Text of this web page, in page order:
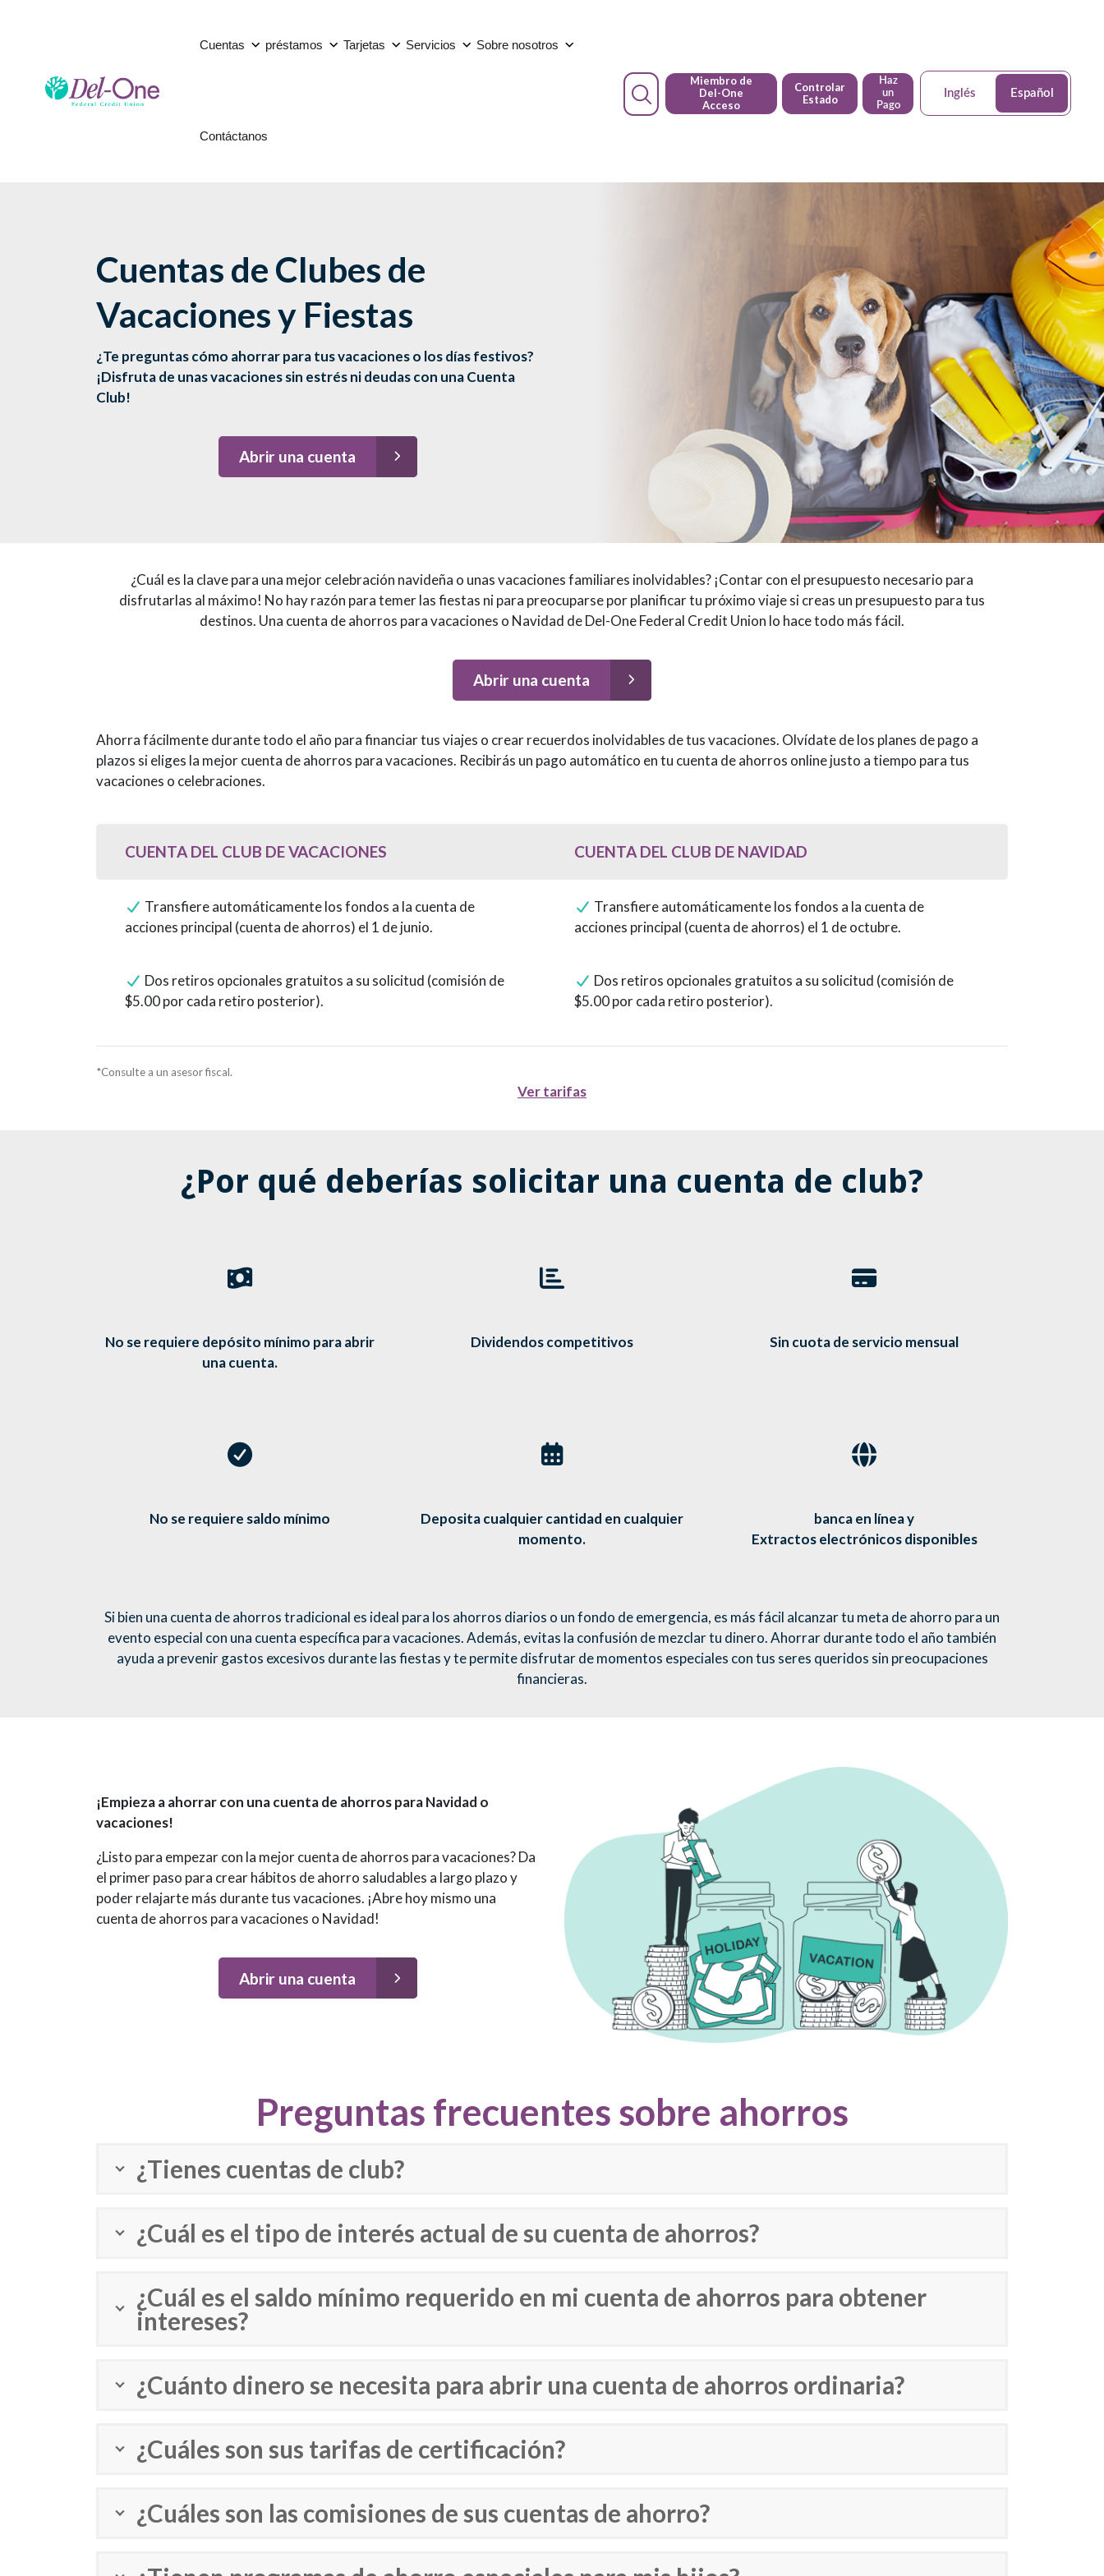
Cuentas préstamos Tarjetas Servicios Sobre nosotros
Contáctanos
Miembro de
Del-One
Acceso
Controlar
Estado
Haz
un
Pago
Inglés Español
Cuentas de Clubes de
Vacaciones y Fiestas
¿Te preguntas cómo ahorrar para tus vacaciones o los días festivos?
¡Disfruta de unas vacaciones sin estrés ni deudas con una Cuenta
Club!
Abrir una cuenta
¿Cuál es la clave para una mejor celebración navideña o unas vacaciones familiares inolvidables? ¡Contar con el presupuesto necesario para
disfrutarlas al máximo! No hay razón para temer las fiestas ni para preocuparse por planificar tu próximo viaje si creas un presupuesto para tus
destinos. Una cuenta de ahorros para vacaciones o Navidad de Del-One Federal Credit Union lo hace todo más fácil.
Abrir una cuenta
Ahorra fácilmente durante todo el año para financiar tus viajes o crear recuerdos inolvidables de tus vacaciones. Olvídate de los planes de pago a
plazos si eliges la mejor cuenta de ahorros para vacaciones. Recibirás un pago automático en tu cuenta de ahorros online justo a tiempo para tus
vacaciones o celebraciones.
CUENTA DEL CLUB DE VACACIONES CUENTA DEL CLUB DE NAVIDAD
Transfiere automáticamente los fondos a la cuenta de
acciones principal (cuenta de ahorros) el 1 de junio.
Transfiere automáticamente los fondos a la cuenta de
acciones principal (cuenta de ahorros) el 1 de octubre.
Dos retiros opcionales gratuitos a su solicitud (comisión de
$5.00 por cada retiro posterior).
Dos retiros opcionales gratuitos a su solicitud (comisión de
$5.00 por cada retiro posterior).
*Consulte a un asesor fiscal.
Ver tarifas
¿Por qué deberías solicitar una cuenta de club?
No se requiere depósito mínimo para abrir
una cuenta.
Dividendos competitivos Sin cuota de servicio mensual
No se requiere saldo mínimo
Deposita cualquier cantidad en cualquier
momento.
banca en línea y
Extractos electrónicos disponibles
Si bien una cuenta de ahorros tradicional es ideal para los ahorros diarios o un fondo de emergencia, es más fácil alcanzar tu meta de ahorro para un
evento especial con una cuenta específica para vacaciones. Además, evitas la confusión de mezclar tu dinero. Ahorrar durante todo el año también
ayuda a prevenir gastos excesivos durante las fiestas y te permite disfrutar de momentos especiales con tus seres queridos sin preocupaciones
financieras.
¡Empieza a ahorrar con una cuenta de ahorros para Navidad o
vacaciones!
¿Listo para empezar con la mejor cuenta de ahorros para vacaciones? Da
el primer paso para crear hábitos de ahorro saludables a largo plazo y
poder relajarte más durante tus vacaciones. ¡Abre hoy mismo una
cuenta de ahorros para vacaciones o Navidad!
Abrir una cuenta
Preguntas frecuentes sobre ahorros
¿Tienes cuentas de club?
¿Cuál es el tipo de interés actual de su cuenta de ahorros?
¿Cuál es el saldo mínimo requerido en mi cuenta de ahorros para obtener
intereses?
¿Cuánto dinero se necesita para abrir una cuenta de ahorros ordinaria?
¿Cuáles son sus tarifas de certificación?
¿Cuáles son las comisiones de sus cuentas de ahorro?